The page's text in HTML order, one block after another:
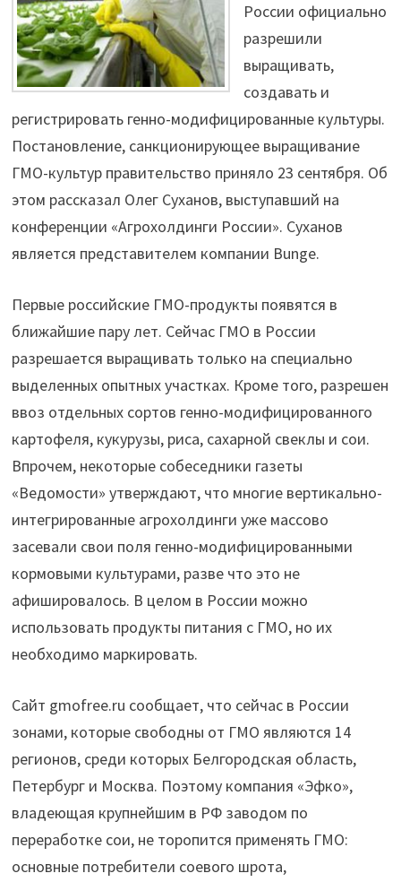
России официально
разрешили
выращивать,
создавать и
регистрировать генно-модифицированные культуры.
Постановление, санкционирующее выращивание
ГМО-культур правительство приняло 23 сентября. Об
этом рассказал Олег Суханов, выступавший на
конференции «Агрохолдинги России». Суханов
является представителем компании Bunge.
Первые российские ГМО-продукты появятся в
ближайшие пару лет. Сейчас ГМО в России
разрешается выращивать только на специально
выделенных опытных участках. Кроме того, разрешен
ввоз отдельных сортов генно-модифицированного
картофеля, кукурузы, риса, сахарной свеклы и сои.
Впрочем, некоторые собеседники газеты
«Ведомости» утверждают, что многие вертикально-
интегрированные агрохолдинги уже массово
засевали свои поля генно-модифицированными
кормовыми культурами, разве что это не
афишировалось. В целом в России можно
использовать продукты питания с ГМО, но их
необходимо маркировать.
Сайт gmofree.ru сообщает, что сейчас в России
зонами, которые свободны от ГМО являются 14
регионов, среди которых Белгородская область,
Петербург и Москва. Поэтому компания «Эфко»,
владеющая крупнейшим в РФ заводом по
переработке сои, не торопится применять ГМО:
основные потребители соевого шрота,